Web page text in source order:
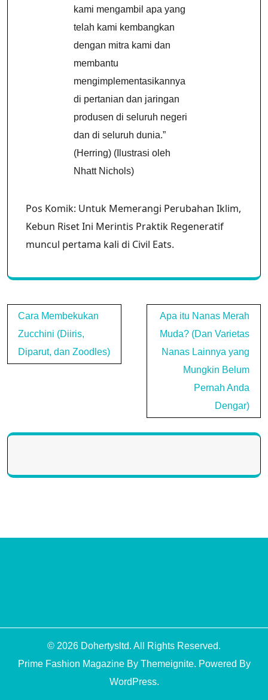
Pos Komik: Untuk Memerangi Perubahan Iklim,
Kebun Riset Ini Merintis Praktik Regeneratif
muncul pertama kali di Civil Eats.
Post
navigation
Cara Membekukan
Zucchini (Diiris,
Diparut, dan Zoodles)
Apa itu Nanas Merah
Muda? (Dan Varietas
Nanas Lainnya yang
Mungkin Belum
Pernah Anda
Dengar)
© 2026 Dohertysltd. All Rights Reserved.
Prime Fashion MagazineBy Themeignite. Powered By
WordPress.